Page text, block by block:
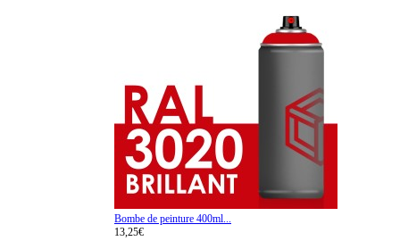
Bombe de peinture 400ml...
13,25€